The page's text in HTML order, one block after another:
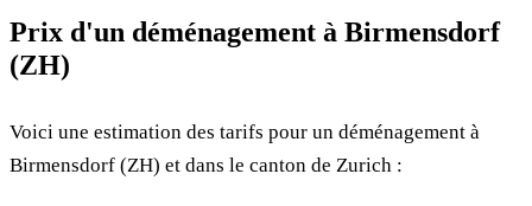
Prix d'un déménagement à Birmensdorf
(ZH)
Voici une estimation des tarifs pour un déménagement à
Birmensdorf (ZH) et dans le canton de Zurich :